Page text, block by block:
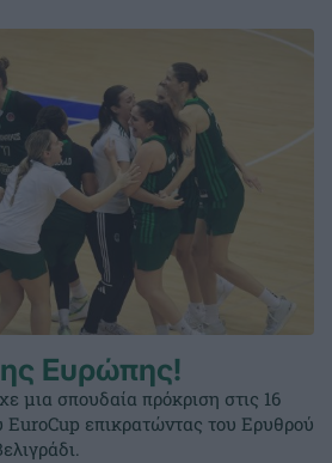
Ευρώπης!
μια σπουδαία πρόκριση στις 16
EuroCup επικρατώντας του Ερυθρού